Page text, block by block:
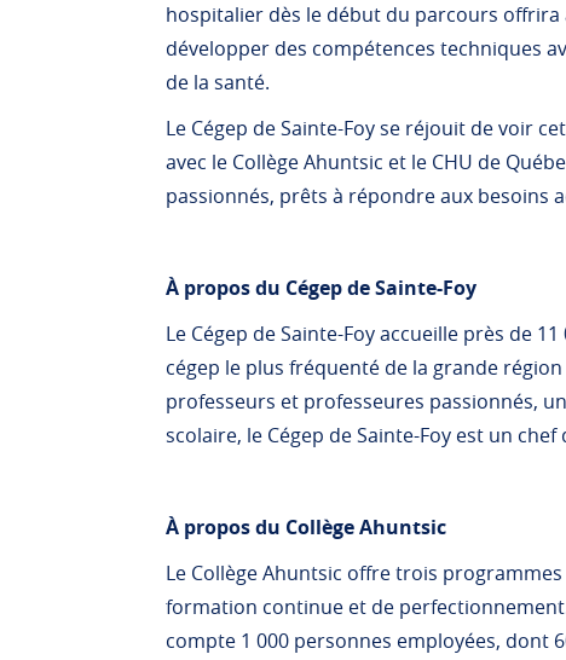
hospitalier dès le début du parcours
développer des compétences techniques
de la santé.
Le Cégep de Sainte-Foy se réjouit de voir
avec le Collège Ahuntsic et le CHU de
passionnés, prêts à répondre aux besoins
À propos du Cégep de Sainte-Foy
Le Cégep de Sainte-Foy accueille près de
cégep le plus fréquenté de la grande
professeurs et professeures passionnés,
scolaire, le Cégep de Sainte-Foy est un
À propos du Collège Ahuntsic
Le Collège Ahuntsic offre trois
formation continue et de
compte 1 000 personnes employées, dont